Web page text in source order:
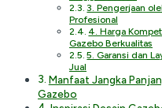
3. Pengerjaan
Profesional
4. Harga
Gazebo Berkualitas
5. Garansi dan
Jual
Manfaat Jangka
Gazebo